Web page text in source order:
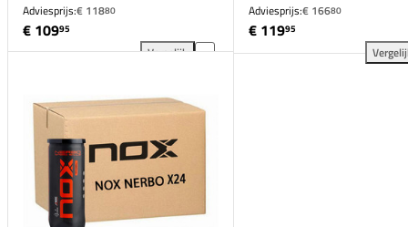
Adviesprijs:€ 11880
€ 10995
Vergelijk
Nox Pro Titanium 24x3 St. (6 Dozijn) toevoegen
Adviesprijs:€ 16680
€ 11995